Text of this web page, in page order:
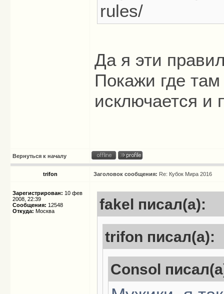
rules/
Да я эти
Покажи где
исключается и
Вернуться к началу
trifon Заголовок сообщения: Re: Кубок Мира 2016
Зарегистрирован: 10 фев
2008, 22:39
Сообщения: 12548
Откуда: Москва
fakel писал(а):
trifon писал(а):
Consol